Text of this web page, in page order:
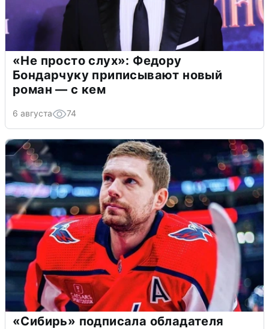
«Не просто слух»: Федору
Бондарчуку приписывают новый
роман — с кем
6 августа 74
«Сибирь» подписала обладателя